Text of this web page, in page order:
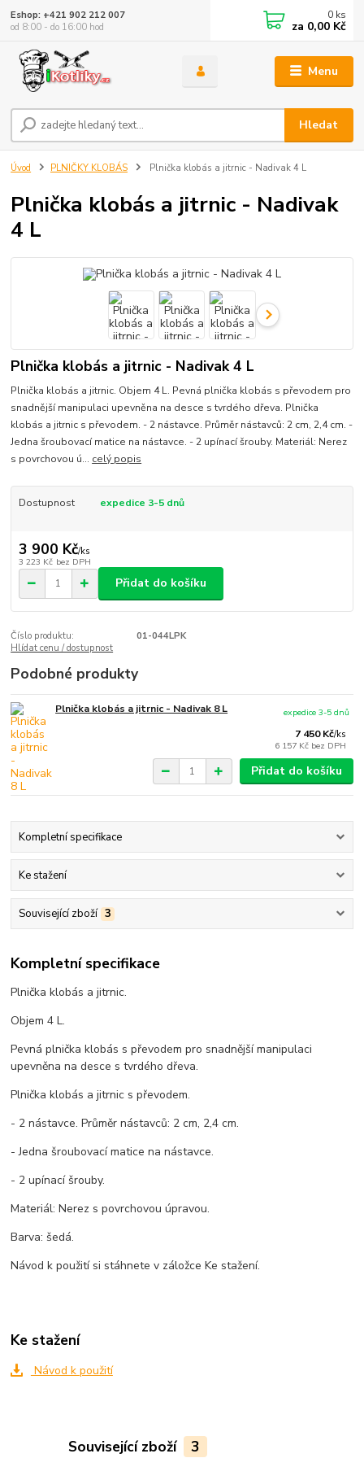
Menu
Hledat
Eshop: +421 902 212 007
od 8:00 - do 16:00 hod
0 ks
za 0,00 Kč
Úvod PLNIČKY KLOBÁS Plnička klobás a jitrnic - Nadivak 4 L
Plnička klobás a jitrnic - Nadivak
4 L
Plnička klobás a jitrnic - Nadivak 4 L
Plnička klobás a jitrnic. Objem 4 L. Pevná plnička klobás s převodem pro
snadnější manipulaci upevněna na desce s tvrdého dřeva. Plnička
klobás a jitrnic s převodem. - 2 nástavce. Průměr nástavců: 2 cm, 2,4 cm. -
Jedna šroubovací matice na nástavce. - 2 upínací šrouby. Materiál: Nerez
s povrchovou ú... celý popis
Dostupnost expedice 3-5 dnů
3 900 Kč/ks
3 223 Kč bez DPH
Přidat do košíku
Číslo produktu:
01-044LPK
Hlídat cenu / dostupnost
Podobné produkty
Plnička klobás a jitrnic - Nadivak 8 L
7 450 Kč/ks
6 157 Kč bez DPH
expedice 3-5 dnů
Přidat do košíku
Kompletní specifikace
Ke stažení
Související zboží 3
Kompletní specifikace
Plnička klobás a jitrnic.
Objem 4 L.
Pevná plnička klobás s převodem pro snadnější manipulaci
upevněna na desce s tvrdého dřeva.
Plnička klobás a jitrnic s převodem.
- 2 nástavce. Průměr nástavců: 2 cm, 2,4 cm.
- Jedna šroubovací matice na nástavce.
- 2 upínací šrouby.
Materiál: Nerez s povrchovou úpravou.
Barva: šedá.
Návod k použití si stáhnete v záložce Ke stažení.
Ke stažení
Návod k použití
Související zboží 3